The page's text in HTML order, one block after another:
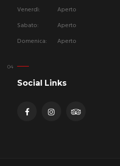
Venerdì:
Aperto
Sabato:
Aperto
Domenica:
Aperto
Social Links